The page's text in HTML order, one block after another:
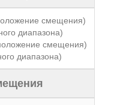
смещения)
диапазона)
смещения)
диапазона)